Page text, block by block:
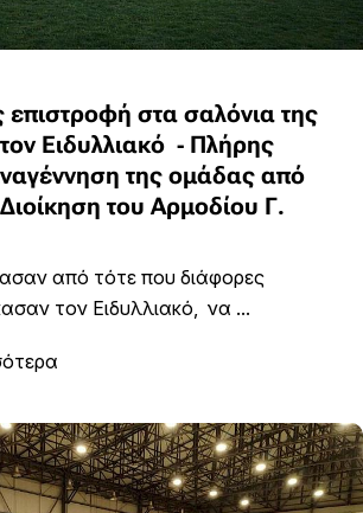
στα σαλόνια της
Ειδυλλιακό - Πλήρης
της ομάδας από
του Αρμοδίου Γ.
από τότε που διάφορες
τον Ειδυλλιακό, να ...